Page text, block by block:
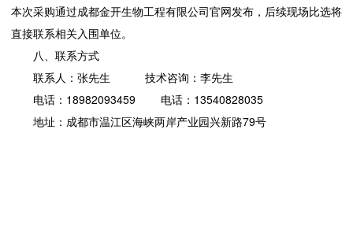
本次采购通过成都金开生物工程有限公司官网发布，后续现场比选将
直接联系相关入围单位。
八、联系方式
联系人：张先生 技术咨询：李先生
电话：18982093459 电话：13540828035
地址：成都市温江区海峡两岸产业园兴新路79号